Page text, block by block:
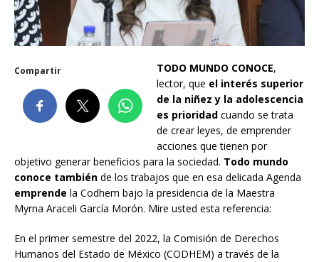
Compartir TODO MUNDO CONOCE,
lector, que el interés superior
de la niñez y la adolescencia
es prioridad cuando se trata
de crear leyes, de emprender
acciones que tienen por
objetivo generar beneficios para la sociedad. Todo mundo
conoce también de los trabajos que en esa delicada Agenda
emprende la Codhem bajo la presidencia de la Maestra
Myrna Araceli García Morón. Mire usted esta referencia:
En el primer semestre del 2022, la Comisión de Derechos
Humanos del Estado de México (CODHEM) a través de la